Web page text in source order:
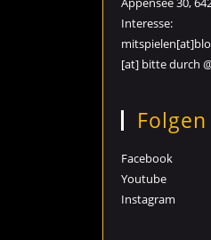
Interesse:
[at] bitte durch
Facebook
Youtube
Instagram